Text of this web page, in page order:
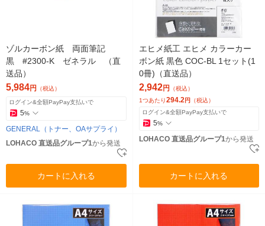
ゾルカーボン紙 両面筆記
黒 #2300-K ゼネラル （直
送品）
5,984円 （税込）
ログイン&全額PayPay支払いで
5%
GENERAL（トナー、OAサプライ）
LOHACO 直送品グループ1から発送
カートに入れる
エヒメ紙工 エヒメ カラーカー
ボン紙 黒色 COC-BL 1セット(1
0冊)（直送品）
2,942円
（税込）
1つあたり294.2円 （税込）
ログイン&全額PayPay支払いで
5%
LOHACO 直送品グループ1から発送
カートに入れる